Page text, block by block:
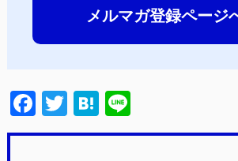
メルマガ登録ページ
F
a
T
wi
H
at n